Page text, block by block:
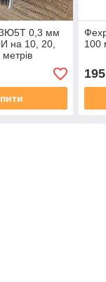
0,3 мм
на 10, 20,
100
195